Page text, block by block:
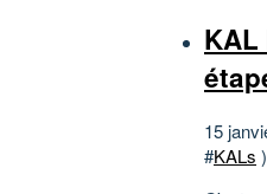
KAL
15
#KALs )